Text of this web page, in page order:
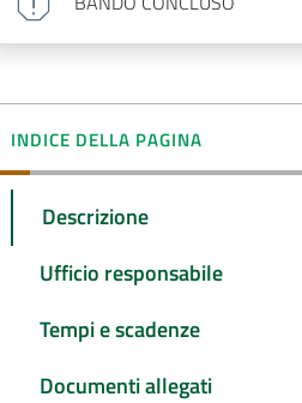
INDICE DELLA PAGINA
Descrizione
Ufficio responsabile
Tempi e scadenze
Documenti allegati